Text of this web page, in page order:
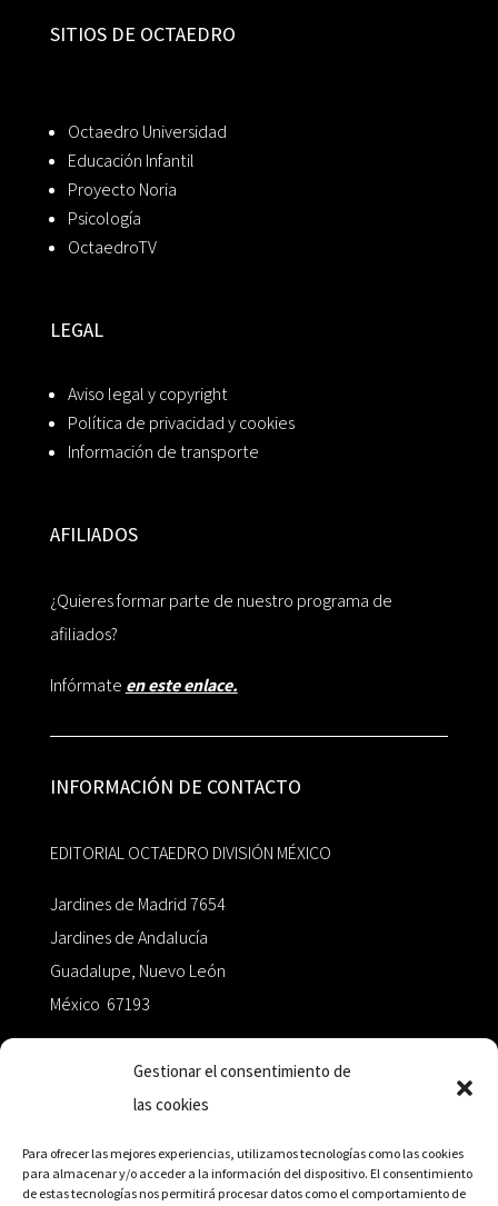
Gestionar el consentimiento de
las cookies
Para ofrecer las mejores experiencias, utilizamos tecnologías como las cookies
para almacenar y/o acceder a la información del dispositivo. El consentimiento
de estas tecnologías nos permitirá procesar datos como el comportamiento de
SITIOS DE OCTAEDRO
Octaedro Universidad
Educación Infantil
Proyecto Noria
Psicología
OctaedroTV
LEGAL
Aviso legal y copyright
Política de privacidad y cookies
Información de transporte
AFILIADOS
¿Quieres formar parte de nuestro programa de
afiliados?
Infórmate en este enlace.
INFORMACIÓN DE CONTACTO
EDITORIAL OCTAEDRO DIVISIÓN MÉXICO
Jardines de Madrid 7654
Jardines de Andalucía
Guadalupe, Nuevo León
México 67193
+52 811.499.5638
RED DE DISTRIBUCIÓN